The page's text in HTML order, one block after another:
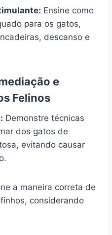
Ensine como
para os gatos,
descanso e
e
Felinos
Demonstre técnicas
dos gatos de
evitando causar
a maneira correta de
considerando